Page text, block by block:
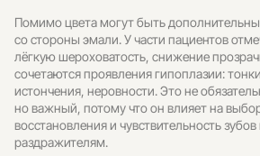
Помимо цвета могут быть
со стороны эмали. У части пациентов
лёгкую шероховатость, снижение
сочетаются проявления гипоплазии:
истончения, неровности. Это не
но важный, потому что он влияет на
восстановления и чувствительность
раздражителям.